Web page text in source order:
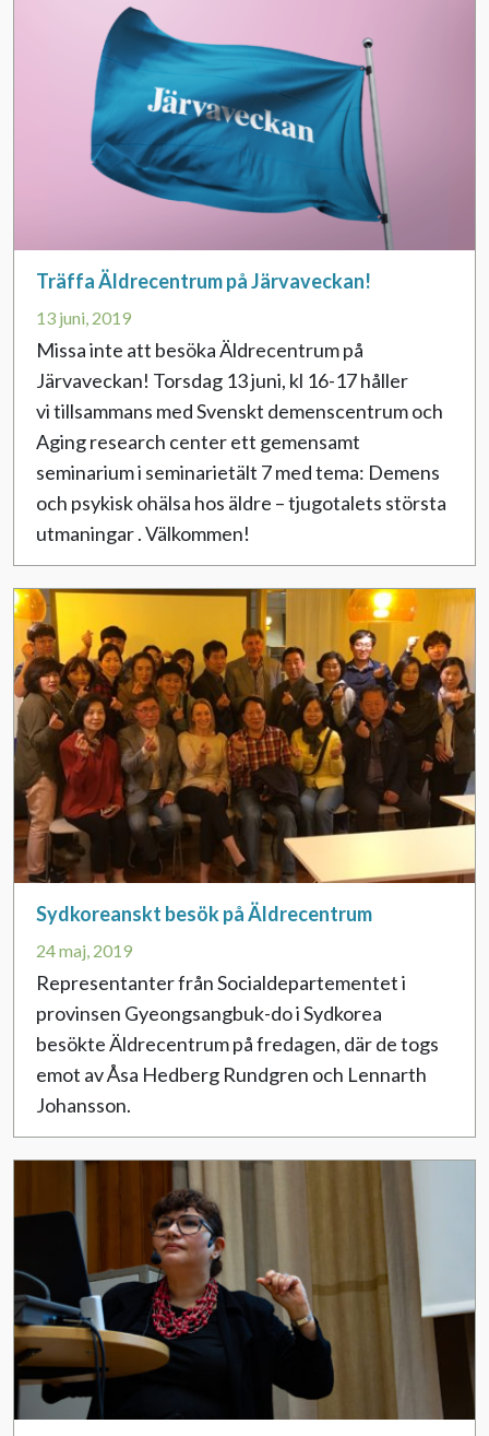
Träffa Äldrecentrum på Järvaveckan!
13 juni, 2019
Missa inte att besöka Äldrecentrum på
Järvaveckan! Torsdag 13 juni, kl 16-17 håller
vi tillsammans med Svenskt demenscentrum och
Aging research center ett gemensamt
seminarium i seminarietält 7 med tema: Demens
och psykisk ohälsa hos äldre – tjugotalets största
utmaningar . Välkommen!
Sydkoreanskt besök på Äldrecentrum
24 maj, 2019
Representanter från Socialdepartementet i
provinsen Gyeongsangbuk-do i Sydkorea
besökte Äldrecentrum på fredagen, där de togs
emot av Åsa Hedberg Rundgren och Lennarth
Johansson.